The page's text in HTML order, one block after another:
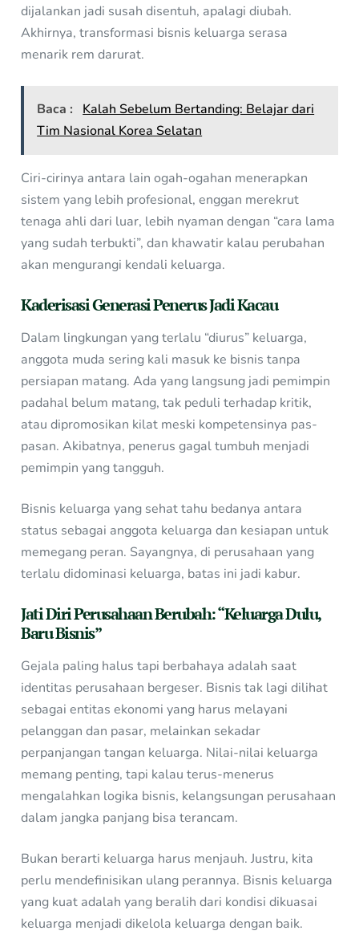
dijalankan jadi susah disentuh, apalagi diubah.
Akhirnya, transformasi bisnis keluarga serasa
menarik rem darurat.
Baca :
Kalah Sebelum Bertanding: Belajar dari
Tim Nasional Korea Selatan
Ciri-cirinya antara lain ogah-ogahan menerapkan
sistem yang lebih profesional, enggan merekrut
tenaga ahli dari luar, lebih nyaman dengan “cara lama
yang sudah terbukti”, dan khawatir kalau perubahan
akan mengurangi kendali keluarga.
Kaderisasi Generasi Penerus Jadi Kacau
Dalam lingkungan yang terlalu “diurus” keluarga,
anggota muda sering kali masuk ke bisnis tanpa
persiapan matang. Ada yang langsung jadi pemimpin
padahal belum matang, tak peduli terhadap kritik,
atau dipromosikan kilat meski kompetensinya pas-
pasan. Akibatnya, penerus gagal tumbuh menjadi
pemimpin yang tangguh.
Bisnis keluarga yang sehat tahu bedanya antara
status sebagai anggota keluarga dan kesiapan untuk
memegang peran. Sayangnya, di perusahaan yang
terlalu didominasi keluarga, batas ini jadi kabur.
Jati Diri Perusahaan Berubah: “Keluarga Dulu,
Baru Bisnis”
Gejala paling halus tapi berbahaya adalah saat
identitas perusahaan bergeser. Bisnis tak lagi dilihat
sebagai entitas ekonomi yang harus melayani
pelanggan dan pasar, melainkan sekadar
perpanjangan tangan keluarga. Nilai-nilai keluarga
memang penting, tapi kalau terus-menerus
mengalahkan logika bisnis, kelangsungan perusahaan
dalam jangka panjang bisa terancam.
Bukan berarti keluarga harus menjauh. Justru, kita
perlu mendefinisikan ulang perannya. Bisnis keluarga
yang kuat adalah yang beralih dari kondisi dikuasai
keluarga menjadi dikelola keluarga dengan baik.